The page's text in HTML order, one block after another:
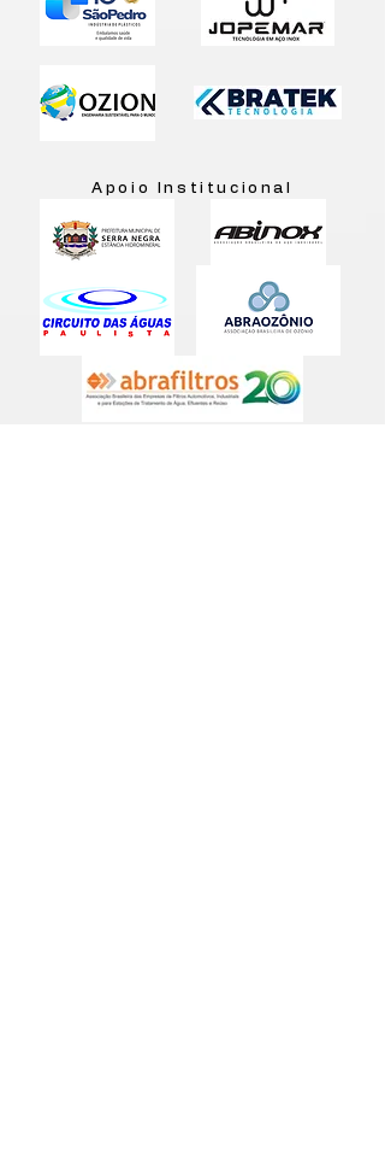
Apoio Institucional